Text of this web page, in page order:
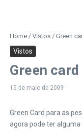
Home / Vistos / Green
Vistos
Green
15 de maio de 2009
Green Card para as
agora pode ter